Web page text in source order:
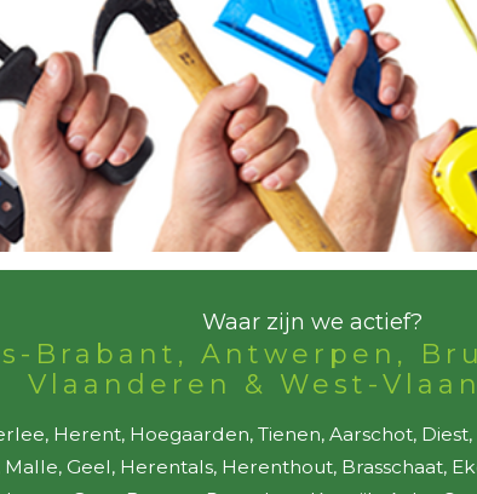
Waar zijn we actief?
Brabant, Antwerpen,
Vlaanderen & West-
Herent, Hoegaarden, Tienen, Aarschot,
Geel, Herentals, Herenthout, Brasschaat,